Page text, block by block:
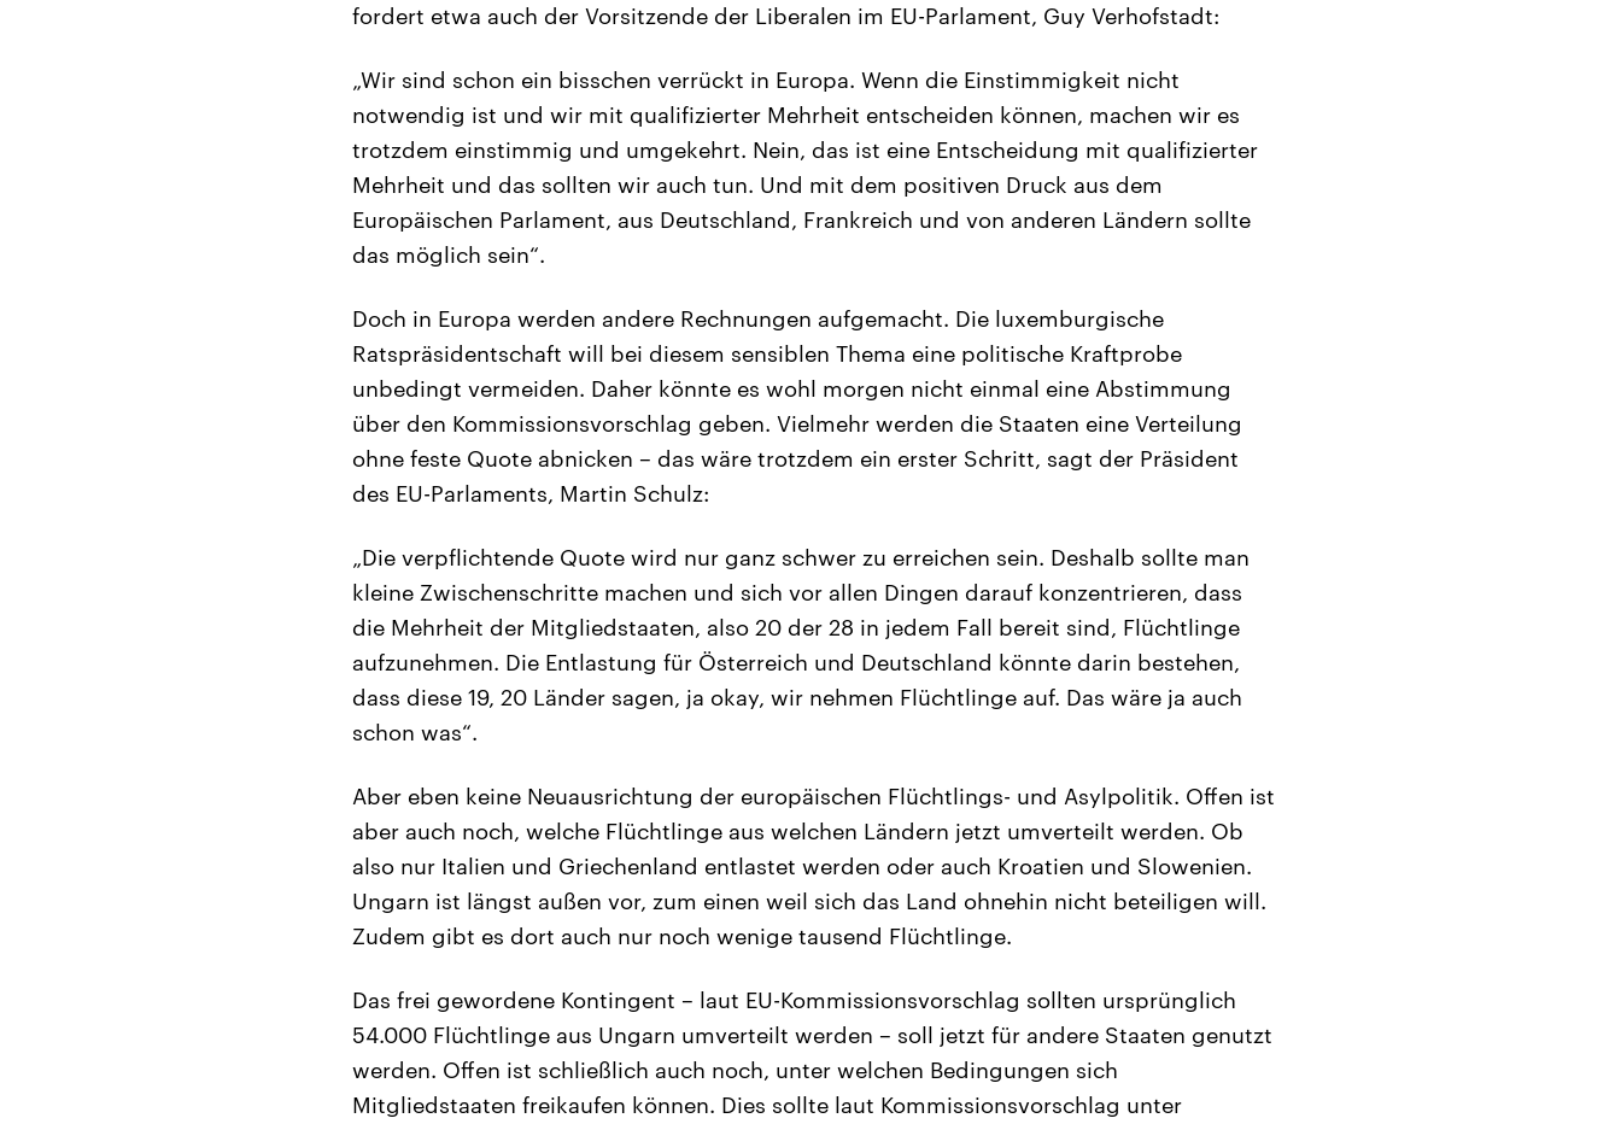
fordert etwa auch der Vorsitzende der Liberalen im EU-Parlament, Guy Verhofstadt:
„Wir sind schon ein bisschen verrückt in Europa. Wenn die Einstimmigkeit nicht
notwendig ist und wir mit qualifizierter Mehrheit entscheiden können, machen wir es
trotzdem einstimmig und umgekehrt. Nein, das ist eine Entscheidung mit qualifizierter
Mehrheit und das sollten wir auch tun. Und mit dem positiven Druck aus dem
Europäischen Parlament, aus Deutschland, Frankreich und von anderen Ländern sollte
das möglich sein“.
Doch in Europa werden andere Rechnungen aufgemacht. Die luxemburgische
Ratspräsidentschaft will bei diesem sensiblen Thema eine politische Kraftprobe
unbedingt vermeiden. Daher könnte es wohl morgen nicht einmal eine Abstimmung
über den Kommissionsvorschlag geben. Vielmehr werden die Staaten eine Verteilung
ohne feste Quote abnicken – das wäre trotzdem ein erster Schritt, sagt der Präsident
des EU-Parlaments, Martin Schulz:
„Die verpflichtende Quote wird nur ganz schwer zu erreichen sein. Deshalb sollte man
kleine Zwischenschritte machen und sich vor allen Dingen darauf konzentrieren, dass
die Mehrheit der Mitgliedstaaten, also 20 der 28 in jedem Fall bereit sind, Flüchtlinge
aufzunehmen. Die Entlastung für Österreich und Deutschland könnte darin bestehen,
dass diese 19, 20 Länder sagen, ja okay, wir nehmen Flüchtlinge auf. Das wäre ja auch
schon was“.
Aber eben keine Neuausrichtung der europäischen Flüchtlings- und Asylpolitik. Offen ist
aber auch noch, welche Flüchtlinge aus welchen Ländern jetzt umverteilt werden. Ob
also nur Italien und Griechenland entlastet werden oder auch Kroatien und Slowenien.
Ungarn ist längst außen vor, zum einen weil sich das Land ohnehin nicht beteiligen will.
Zudem gibt es dort auch nur noch wenige tausend Flüchtlinge.
Das frei gewordene Kontingent – laut EU-Kommissionsvorschlag sollten ursprünglich
54.000 Flüchtlinge aus Ungarn umverteilt werden – soll jetzt für andere Staaten genutzt
werden. Offen ist schließlich auch noch, unter welchen Bedingungen sich
Mitgliedstaaten freikaufen können. Dies sollte laut Kommissionsvorschlag unter